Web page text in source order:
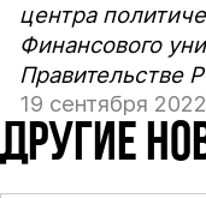
центра
Финансового
Правительстве
19 сентября 2022
ДРУГИЕ